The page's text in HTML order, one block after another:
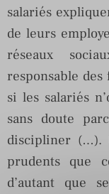
salariés
de leurs
réseaux
responsable
si les salariés
sans doute
discipliner (…).
prudents que
d’autant que